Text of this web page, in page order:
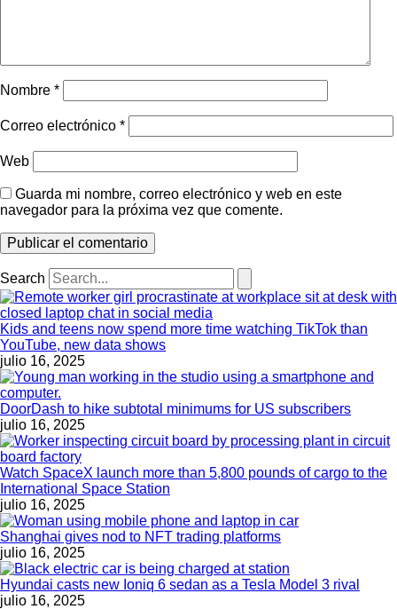
Nombre *
Correo electrónico *
Web
Guarda mi nombre, correo electrónico y web en este
navegador para la próxima vez que comente.
Search
Kids and teens now spend more time watching TikTok than
YouTube, new data shows
julio 16, 2025
DoorDash to hike subtotal minimums for US subscribers
julio 16, 2025
Watch SpaceX launch more than 5,800 pounds of cargo to the
International Space Station
julio 16, 2025
Shanghai gives nod to NFT trading platforms
julio 16, 2025
Hyundai casts new Ioniq 6 sedan as a Tesla Model 3 rival
julio 16, 2025